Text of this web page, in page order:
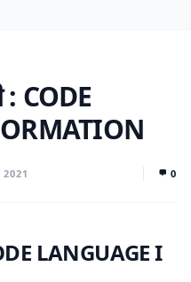
: CODE
0
LANGUAGEI